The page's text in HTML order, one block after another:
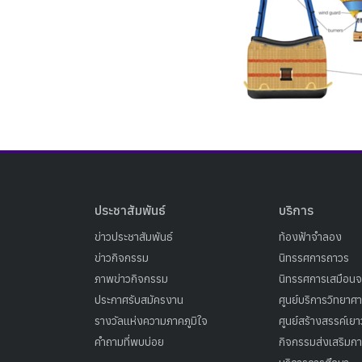
ประชาสัมพันธ์
ข่าวประชาสัมพันธ์
ข่าวกิจกรรม
ภาพข่าวกิจกรรม
ประกาศรับสมัครงาน
รางวัลแห่งความภาคภูมิใจ
คำถามที่พบบ่อย
บริการ
ท้องฟ้าจำลอง
นิทรรศการถาวร
นิทรรศการเสมือน
ศูนย์บริการวิทยาศ
ศูนย์สร้างสรรค์เย
กิจกรรมส่งเสริมก